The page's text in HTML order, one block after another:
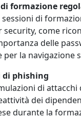
formazione
di
security, come
delle
per la navigazione
di phishing
di
dei
durante la